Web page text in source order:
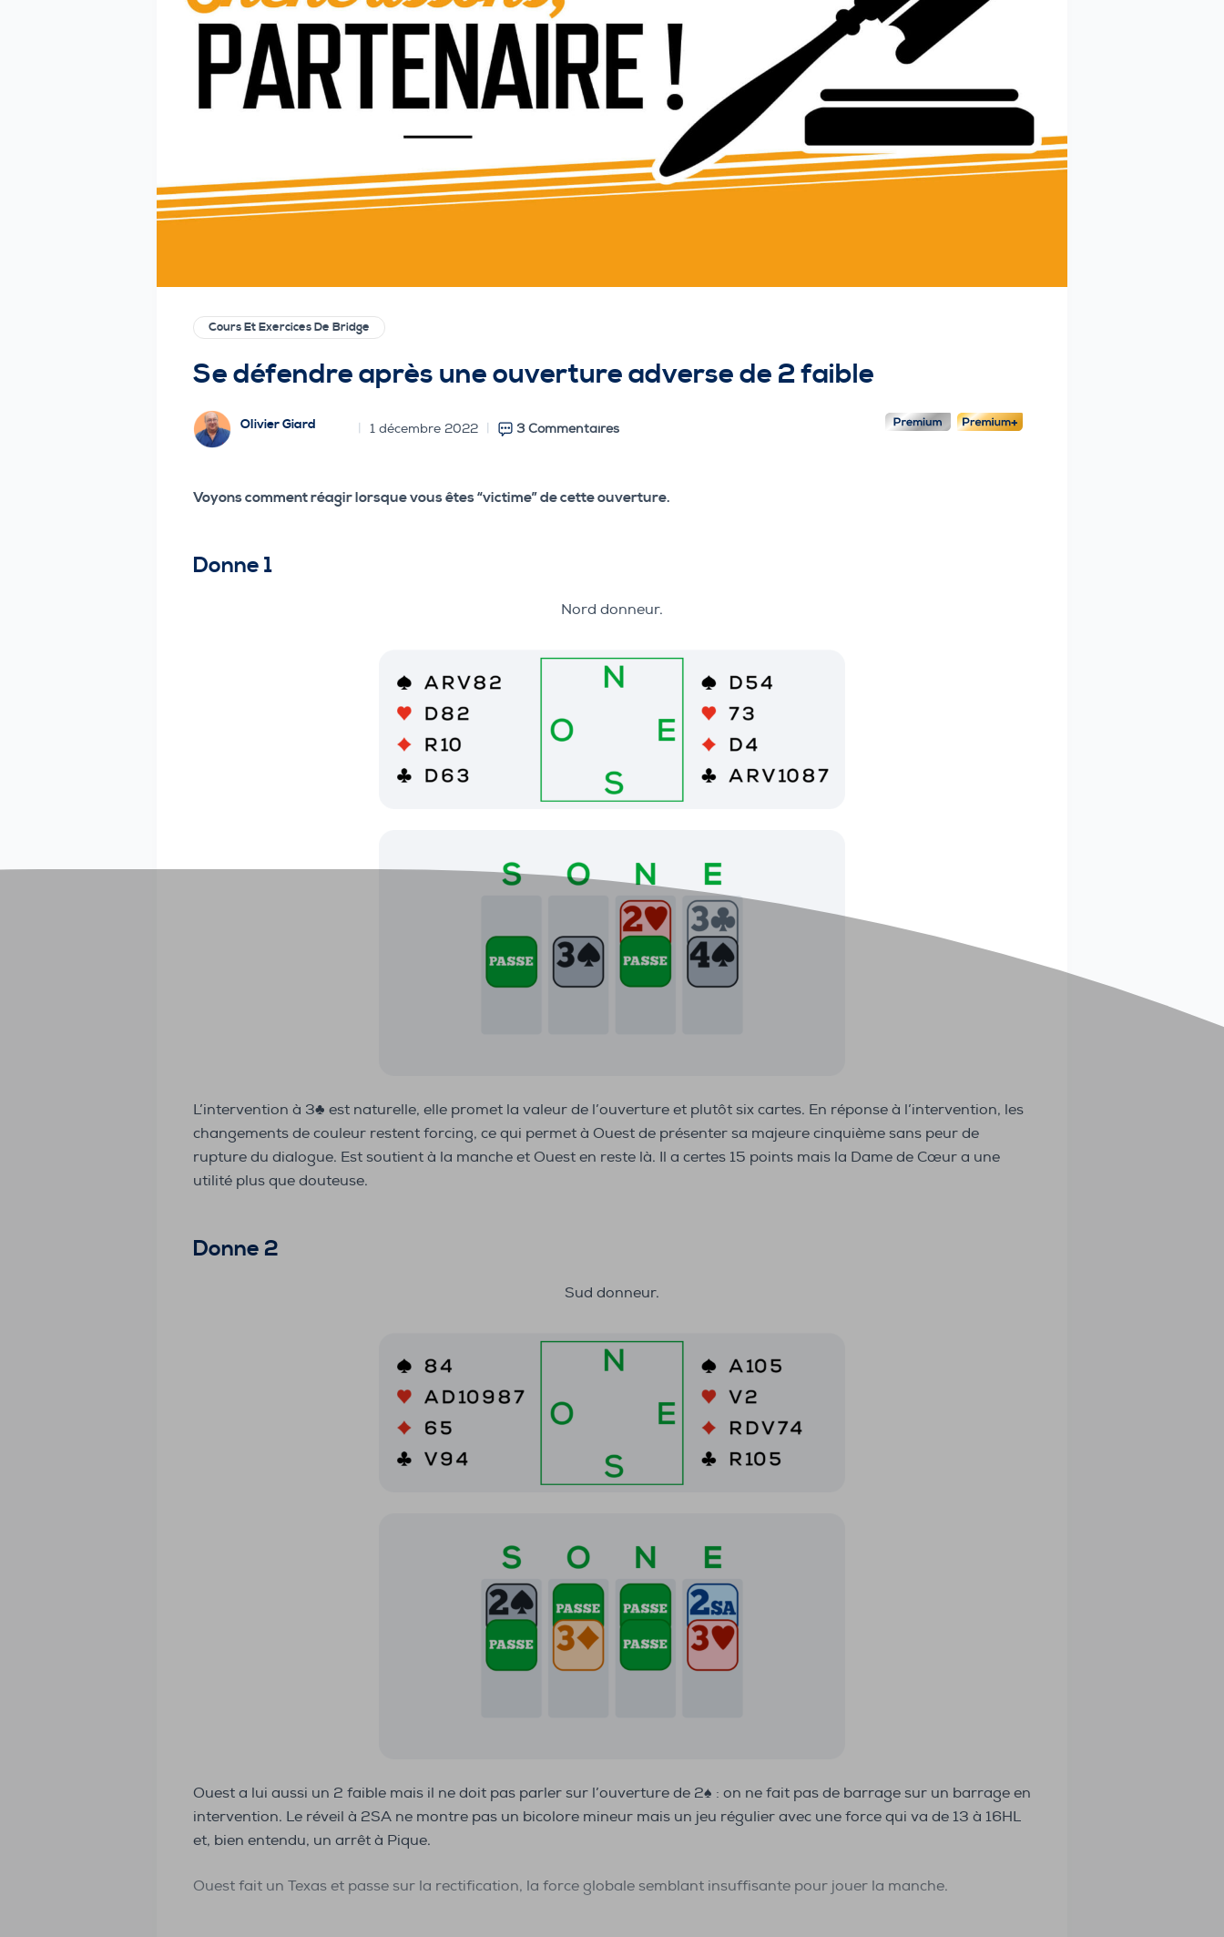
Cours Et Exercices De Bridge
Se défendre après une ouverture adverse de 2 faible
OIivier Giard 1 décembre 2022 3 Commentaires
Voyons comment réagir lorsque vous êtes “victime” de cette ouverture.
Donne 1
Nord donneur.
L’intervention à 3♣ est naturelle, elle promet la valeur de l’ouverture et plutôt six cartes. En réponse à l’intervention, les
changements de couleur restent forcing, ce qui permet à Ouest de présenter sa majeure cinquième sans peur de
rupture du dialogue. Est soutient à la manche et Ouest en reste là. Il a certes 15 points mais la Dame de Cœur a une
utilité plus que douteuse.
Donne 2
Sud donneur.
Ouest a lui aussi un 2 faible mais il ne doit pas parler sur l’ouverture de 2♠ : on ne fait pas de barrage sur un barrage en
intervention. Le réveil à 2SA ne montre pas un bicolore mineur mais un jeu régulier avec une force qui va de 13 à 16HL
et, bien entendu, un arrêt à Pique.
Ouest fait un Texas et passe sur la rectification, la force globale semblant insuffisante pour jouer la manche.